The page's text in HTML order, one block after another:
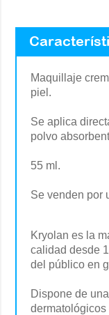
Maquillaje
piel.
Se aplica
polvo
55 ml.
Se venden por
Kryolan es la
calidad desde
del público en
Dispone de